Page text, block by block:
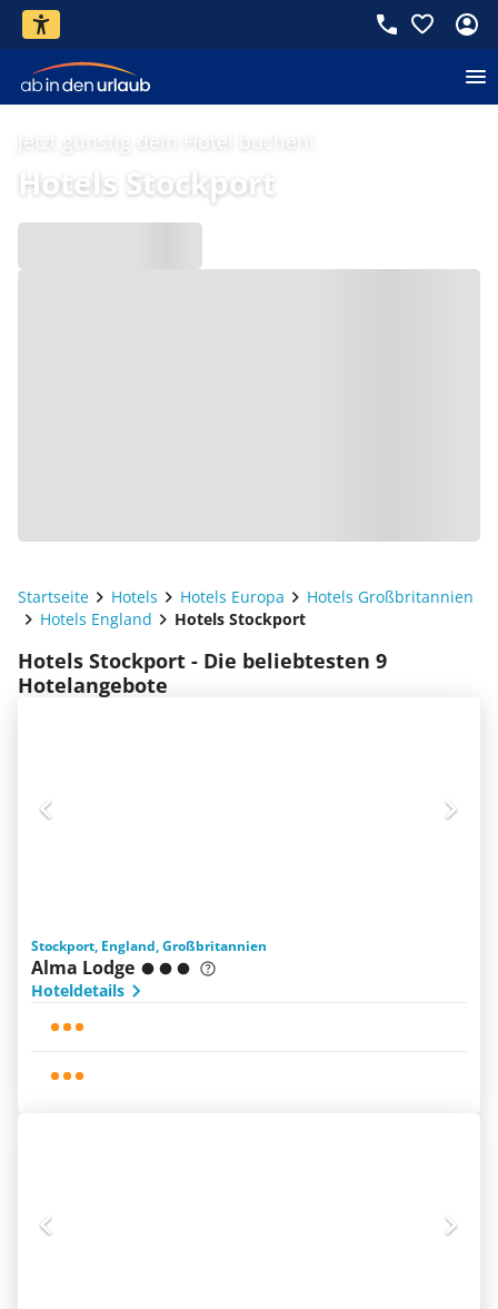
Jetzt günstig dein Hotel buchen!
Hotels Stockport
Startseite Hotels Hotels Europa
Hotels Großbritannien
Hotels England
Hotels Stockport
Hotels Stockport - Die beliebtesten 9
Hotelangebote
Stockport, England, Großbritannien
Alma Lodge
Hoteldetails